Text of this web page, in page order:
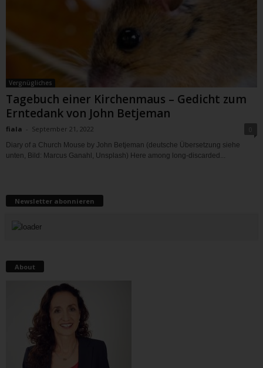
Vergnügliches
Tagebuch einer Kirchenmaus – Gedicht zum
Erntedank von John Betjeman
fiala - September 21, 2022
Diary of a Church Mouse by John Betjeman (deutsche Übersetzung siehe
unten, Bild: Marcus Ganahl, Unsplash) Here among long-discarded...
Newsletter abonnieren
About